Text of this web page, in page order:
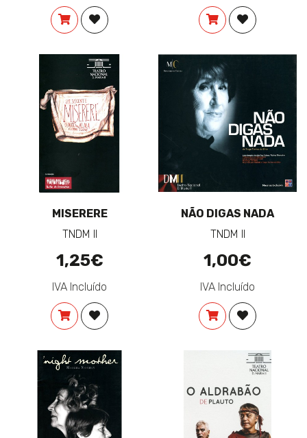
COMPRARADICIONAR À LISTA DE DESEJOS
COMPRARADICIONAR
MISERERE
TNDM II
1,25€
IVA Incluído
COMPRARADICIONAR À LISTA DE DESEJOS
NÃO DIGAS NADA
TNDM II
1,00€
IVA Incluído
COMPRARADICIONAR